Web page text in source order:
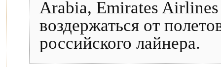
Arabia, Emirates
воздержаться от
российского лайнера.